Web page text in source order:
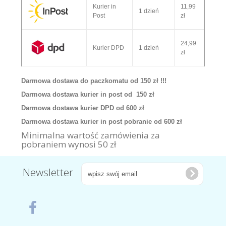
Kurier in
Post
1 dzień
11,99
zł
Kurier DPD 1 dzień
24,99
zł
Darmowa dostawa do paczkomatu od 150 zł !!!
Darmowa dostawa kurier in post od 150 zł
Darmowa dostawa kurier DPD od 600 zł
Darmowa dostawa kurier in post pobranie od 600 zł
Minimalna wartość zamówienia za
pobraniem wynosi 50 zł
Newsletter